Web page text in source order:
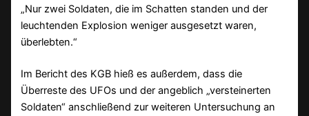
„Nur zwei Soldaten, die im Schatten standen und der
leuchtenden Explosion weniger ausgesetzt waren,
überlebten.“
Im Bericht des KGB hieß es außerdem, dass die
Überreste des UFOs und der angeblich „versteinerten
Soldaten“ anschließend zur weiteren Untersuchung an